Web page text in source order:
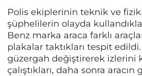
Polis ekiplerinin teknik ve
şüphelilerin olayda
Benz marka araca farklı
plakalar taktıkları tespit
güzergah değiştirerek izlerini
çalıştıkları, daha sonra aracın